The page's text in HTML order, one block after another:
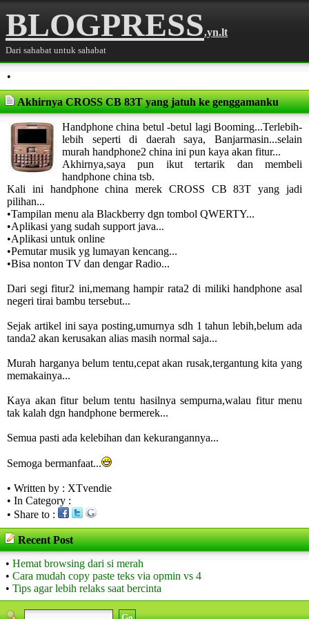
BLOGPRESS.yn.lt
Dari sahabat untuk sahabat
•
Akhirnya CROSS CB 83T yang jatuh ke genggamanku
Handphone china betul -betul lagi Booming...Terlebih-
lebih seperti di daerah saya, Banjarmasin...selain
murah handphone2 china ini pun kaya akan fitur...
Akhirnya,saya pun ikut tertarik dan membeli
handphone china tsb.
Kali ini handphone china merek CROSS CB 83T yang jadi
pilihan...
•Tampilan menu ala Blackberry dgn tombol QWERTY...
•Aplikasi yang sudah support java...
•Aplikasi untuk online
•Pemutar musik yg lumayan kencang...
•Bisa nonton TV dan dengar Radio...
Dari segi fitur2 ini,memang hampir rata2 di miliki handphone asal
negeri tirai bambu tersebut...
Sejak artikel ini saya posting,umurnya sdh 1 tahun lebih,belum ada
tanda2 akan kerusakan alias masih normal saja...
Murah harganya belum tentu,cepat akan rusak,tergantung kita yang
memakainya...
Kaya akan fitur belum tentu hasilnya sempurna,walau fitur menu
tak kalah dgn handphone bermerek...
Semua pasti ada kelebihan dan kekurangannya...
Semoga bermanfaat...
• Written by : XTvendie
• In Category :
• Share to :
Recent Post
• Hemat browsing dari si merah
• Cara mudah copy paste teks via opmin vs 4
• Tips agar lebih relaks saat bercinta